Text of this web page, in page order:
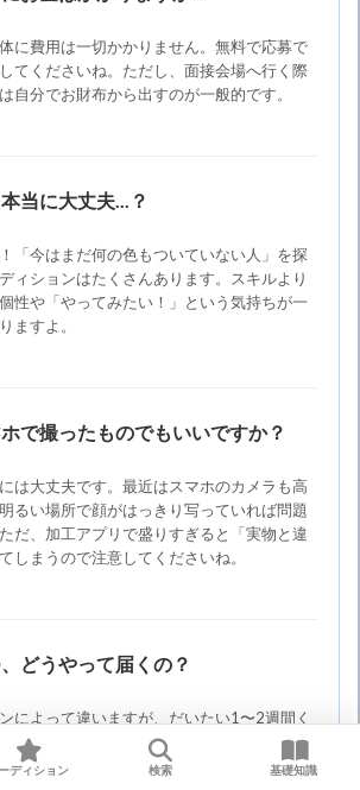
に費用は一切かかりません。無料で応募で
てくださいね。ただし、面接会場へ行く際
自分でお財布から出すのが一般的です。
当に大丈夫...？
「今はまだ何の色もついていない人」を探
ィションはたくさんあります。スキルより
性や「やってみたい！」という気持ちが一
ますよ。
で撮ったものでもいいですか？
は大丈夫です。最近はスマホのカメラも高
るい場所で顔がはっきり写っていれば問題
だ、加工アプリで盛りすぎると「実物と違
しまうので注意してくださいね。
どうやって届くの？
によって違いますが、だいたい1〜2週間く
ることが多いです。合格した人にだけメー
パターンが一般的。ドキドキしますが、気
ディション 検索 基礎知識